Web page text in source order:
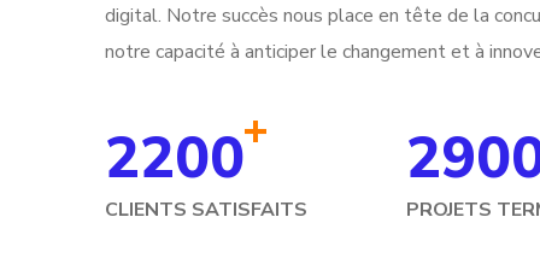
digital. Notre succès nous place en tête de la
notre capacité à anticiper le changement et à
2200+
CLIENTS SATISFAITS PROJETS